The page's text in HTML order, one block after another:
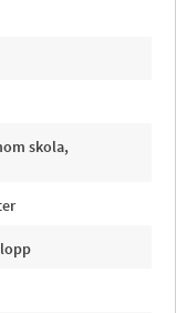
skola,